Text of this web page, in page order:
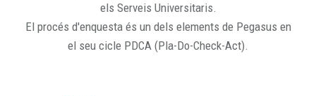
els Serveis Universitaris.
El procés d'enquesta és un dels elements de Pegasus en
el seu cicle PDCA (Pla-Do-Check-Act).